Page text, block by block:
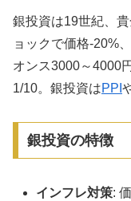
銀投資は19世紀、
ョックで価格-20%
オンス3000～4000
1/10。銀投資はPPI
銀投資の特徴
インフレ対策: